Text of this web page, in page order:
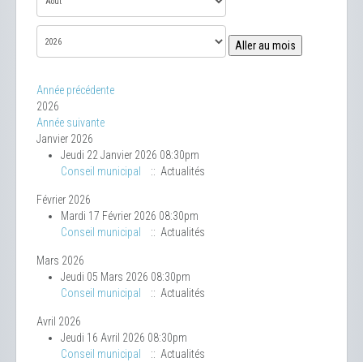
Aller au mois
Année précédente
2026
Année suivante
Janvier 2026
Jeudi 22 Janvier 2026 08:30pm
Conseil municipal
:: Actualités
Février 2026
Mardi 17 Février 2026 08:30pm
Conseil municipal
:: Actualités
Mars 2026
Jeudi 05 Mars 2026 08:30pm
Conseil municipal
:: Actualités
Avril 2026
Jeudi 16 Avril 2026 08:30pm
Conseil municipal
:: Actualités